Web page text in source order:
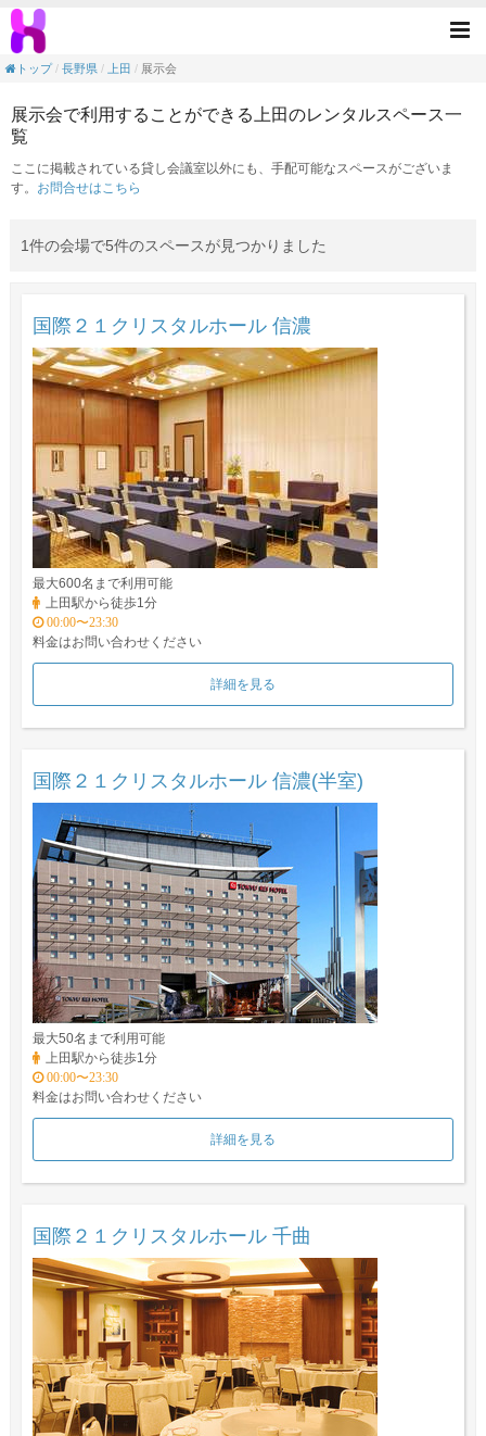
展示会の目的で利用できる上田駅のレンタ
トップ
長野県 上田 展示会
展示会で利用することができる上田のレンタルスペース一
覧
ここに掲載されている貸し会議室以外にも、手配可能なスペースがございま
す。 お問合せはこちら
1件の会場で5件のスペースが見つかりました
国際２１クリスタルホール 信濃
最大600名まで利用可能
上田駅から徒歩1分
00:00〜23:30
料金はお問い合わせください
詳細を見る
国際２１クリスタルホール 信濃(半室)
最大50名まで利用可能
上田駅から徒歩1分
00:00〜23:30
料金はお問い合わせください
詳細を見る
国際２１クリスタルホール 千曲